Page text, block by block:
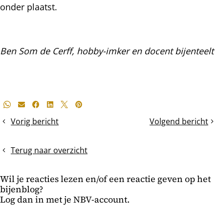
onder plaatst.
Ben Som de Cerff, hobby-imker en docent bijenteelt
Deel
bericht
Whatsapp
E-mailFacebook
LinkedIn
X Pinterest
Vorig bericht
De
kast
eenvoudiger
Volgend bericht
Verkleumde
Terug naar overzicht
Wil je reacties lezen en/of een reactie geven op het
bijenblog?
Log dan in met je NBV-account.